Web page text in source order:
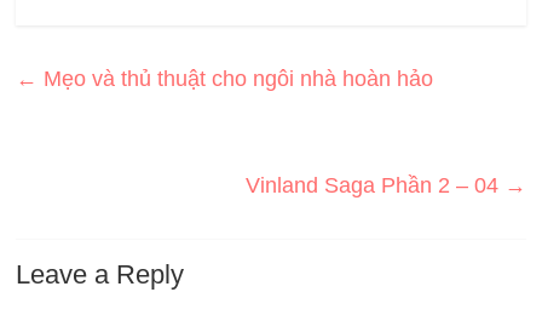
← Mẹo và thủ thuật cho ngôi nhà hoàn hảo
Vinland Saga Phần 2 – 04 →
Leave a Reply